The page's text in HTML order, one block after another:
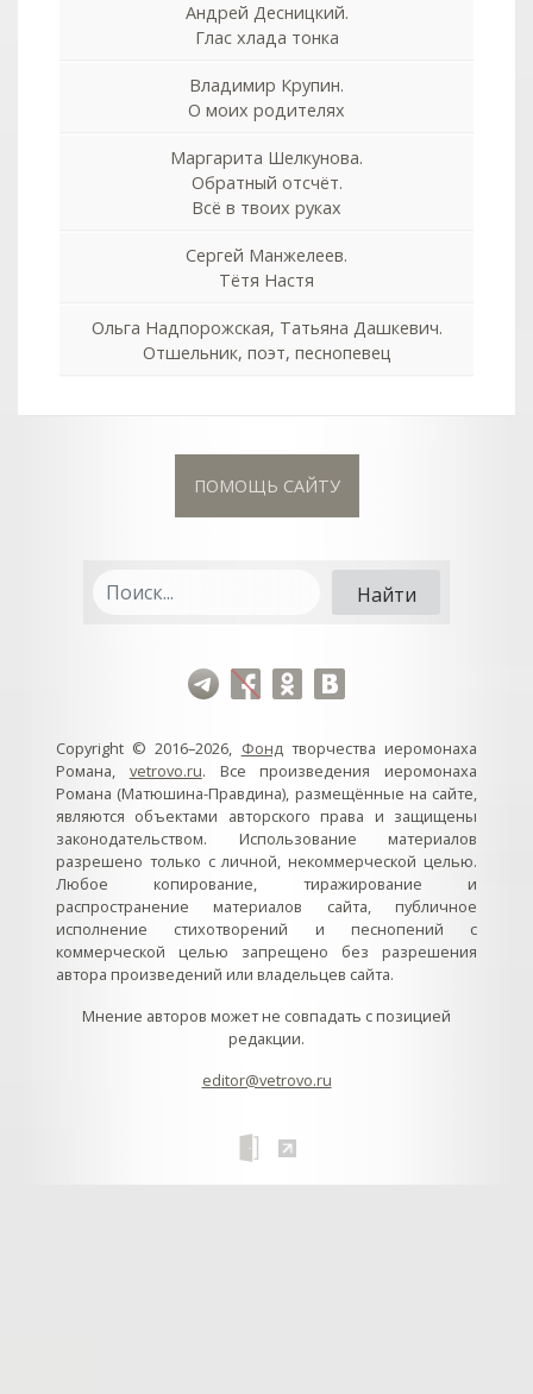
Андрей Десницкий.
Глас хлада тонка
Владимир Крупин.
О моих родителях
Маргарита Шелкунова.
Обратный отсчёт.
Всё в твоих руках
Сергей Манжелеев.
Тётя Настя
Ольга Надпорожская, Татьяна Дашкевич.
Отшельник, поэт, песнопевец
ПОМОЩЬ САЙТУ
Copyright © 2016–2026, Фондтворчества иеромонаха
Романа, vetrovo.ru. Все произведения иеромонаха
Романа (Матюшина-Правдина), размещённые на сайте,
являются объектами авторского права и защищены
законодательством. Использование материалов
разрешено только с личной, некоммерческой целью.
Любое копирование, тиражирование и
распространение материалов сайта, публичное
исполнение стихотворений и песнопений с
коммерческой целью запрещено без разрешения
автора произведений или владельцев сайта.
Мнение авторов может не совпадать с позицией
редакции.
editor@vetrovo.ru